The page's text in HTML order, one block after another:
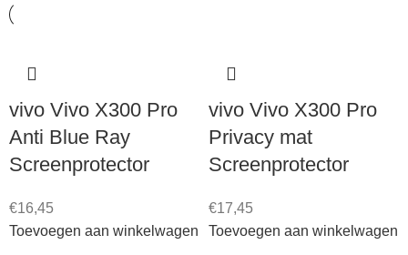
vivo Vivo X300 Pro
Anti Blue Ray
Screenprotector
€16,45
Toevoegen aan winkelwagen
vivo Vivo X300 Pro
Privacy mat
Screenprotector
€17,45
Toevoegen aan winkelwagen